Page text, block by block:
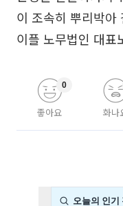
이 조속히 뿌리박아
이플 노무법인 대표
좋아요
0
화나